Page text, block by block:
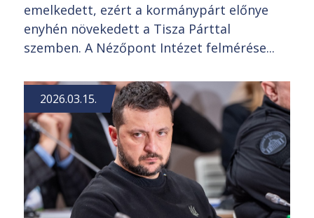
emelkedett, ezért a kormánypárt előnye
enyhén növekedett a Tisza Párttal
szemben. A Nézőpont Intézet felmérése...
2026.03.15.